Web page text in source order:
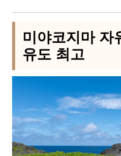
미야코지마 자
유도 최고